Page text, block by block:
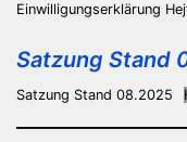
Einwilligungserklärung
Satzung Stand
Satzung Stand 08.2025